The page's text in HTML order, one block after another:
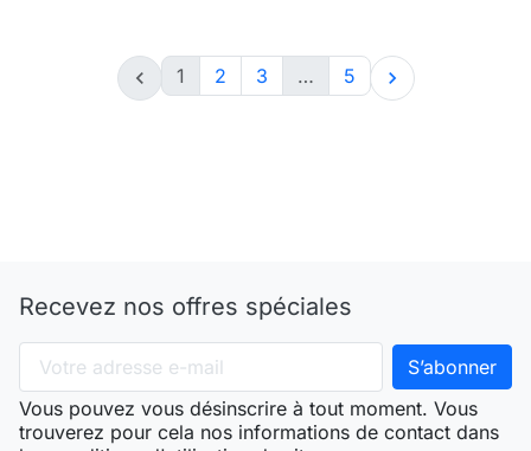
 1 2 3 … 5 
Recevez nos offres spéciales
Vous pouvez vous désinscrire à tout moment. Vous
trouverez pour cela nos informations de contact dans